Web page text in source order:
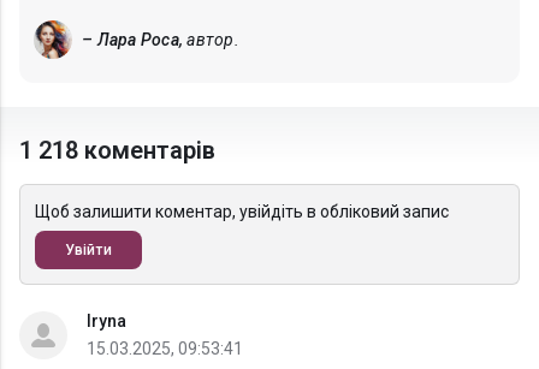
– Лара Роса, автор.
1 218 коментарів
Щоб залишити коментар, увійдіть в обліковий запис
Увійти
Iryna
15.03.2025, 09:53:41